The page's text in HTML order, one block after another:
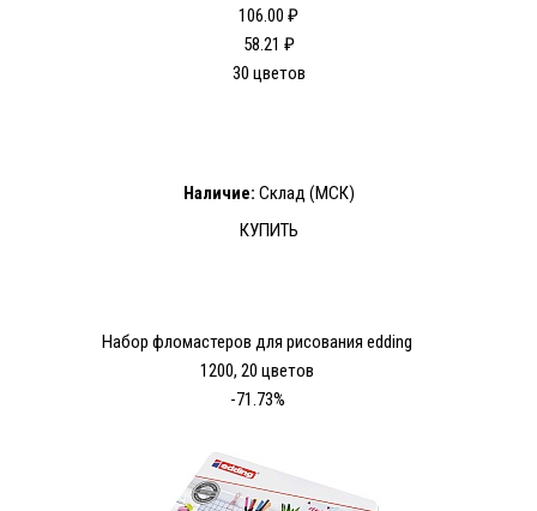
106.00 ₽
58.21 ₽
30 цветов
Наличие: Склад (МСК)
КУПИТЬ
Набор фломастеров для рисования edding
1200, 20 цветов
-71.73%